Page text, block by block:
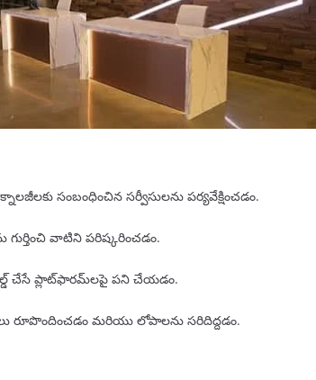
సంబంధించిన సర్వీసులను పర్యవేక్షించడం.
గుర్తించి వాటిని పరిష్కరించడం.
చేసే ప్లాట్‌ఫారమ్‌లపై పని చేయడం.
రూపొందించడం మరియు లోపాలను సరిదిద్దడం.